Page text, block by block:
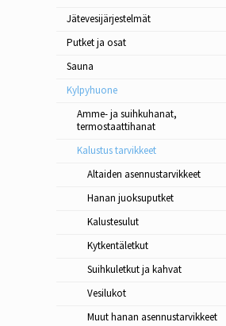
Jätevesijärjestelmät
Putket ja osat
Sauna
Kylpyhuone
Amme- ja suihkuhanat,
termostaattihanat
Kalustus tarvikkeet
Altaiden asennustarvikkeet
Hanan juoksuputket
Kalustesulut
Kytkentäletkut
Suihkuletkut ja kahvat
Vesilukot
Muut hanan asennustarvikkeet